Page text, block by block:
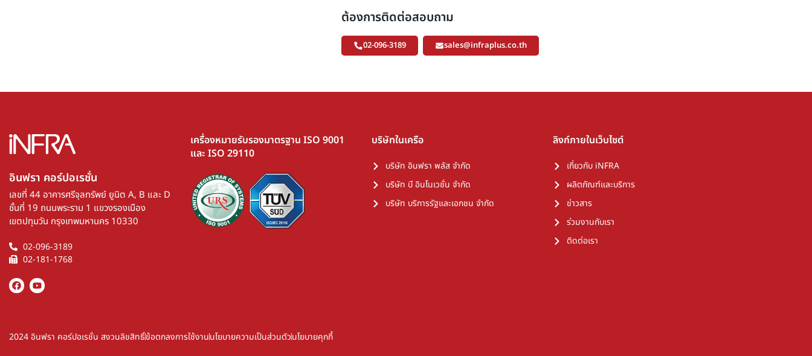
ต้องการติดต่อสอบถาม
02-096-3189 sales@infraplus.co.th
อินฟรา คอร์ปอเรชั่น​
เลขที่ 44 อาคารศรีจุลทรัพย์ ยูนิต A, B และ D
ชั้นที่ 19 ถนนพระราม 1 แขวงรองเมือง
เขตปทุมวัน กรุงเทพมหานคร 10330
02-096-3189
02-181-1768
เครื่องหมายรับรองมาตรฐาน ISO 9001
และ ISO 29110
บริษัทในเครือ
บริษัท อินฟรา พลัส จำกัด
บริษัท บี อินโนเวชั่น จำกัด
บริษัท บริการรัฐและเอกชน จำกัด
ลิงก์ภายในเว็บไซต์
เกี่ยวกับ iNFRA
ผลิตภัณฑ์และบริการ
ข่าวสาร
ร่วมงานกับเรา
ติดต่อเรา
2024 อินฟรา คอร์ปอเรชั่น สงวนลิขสิทธิ์ข้อตกลงการใช้งานนโยบายความเป็นส่วนตัวนโยบายคุกกี้